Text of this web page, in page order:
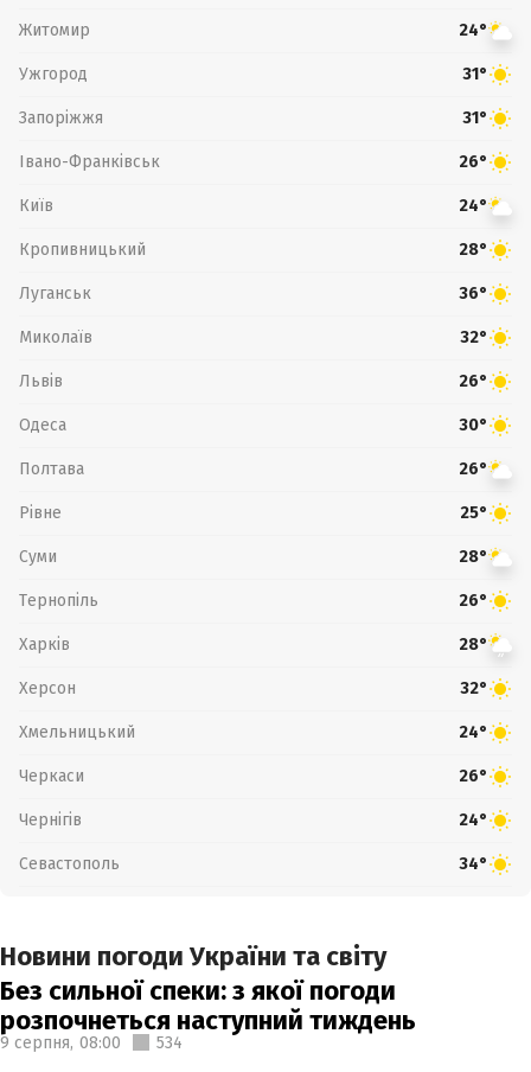
Житомир 24°
Ужгород 31°
Запоріжжя 31°
Івано-Франківськ 26°
Київ 24°
Кропивницький 28°
Луганськ 36°
Миколаїв 32°
Львів 26°
Одеса 30°
Полтава 26°
Рівне 25°
Суми 28°
Тернопіль 26°
Харків 28°
Херсон 32°
Хмельницький 24°
Черкаси 26°
Чернігів 24°
Севастополь 34°
Новини погоди України та світу
Без сильної спеки: з якої погоди
розпочнеться наступний тиждень
9 серпня, 08:00 534